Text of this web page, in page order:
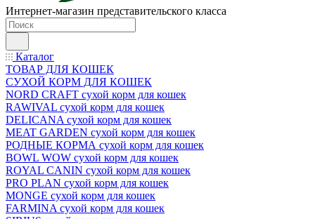
Интернет-магазин представительского класса
Каталог
ТОВАР ДЛЯ КОШЕК
СУХОЙ КОРМ ДЛЯ КОШЕК
NORD CRAFT сухой корм для кошек
RAWIVAL сухой корм для кошек
DELICANA сухой корм для кошек
MEAT GARDEN сухой корм для кошек
РОДНЫЕ КОРМА сухой корм для кошек
BOWL WOW сухой корм для кошек
ROYAL CANIN сухой корм для кошек
PRO PLAN сухой корм для кошек
MONGE сухой корм для кошек
FARMINA сухой корм для кошек